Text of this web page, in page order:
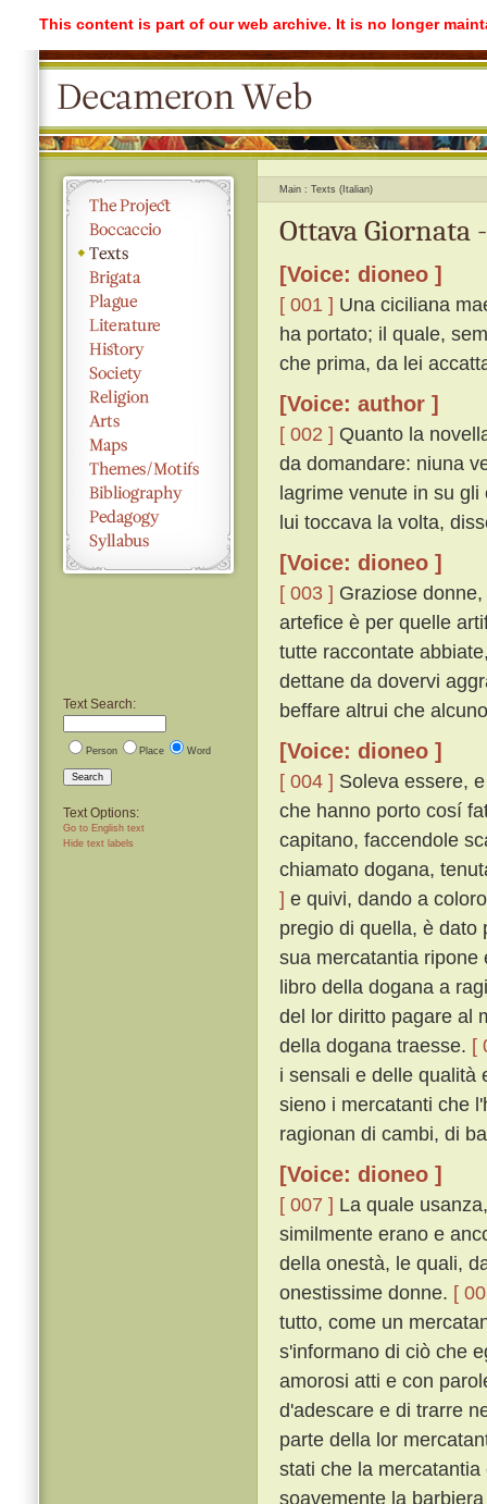
This content is part of our web archive. It is no longer
Text Search:
Person Place Word
Search
Text Options:
Go to English text
Hide text labels
Main Texts (Italian)
Ottava Giornata
[Voice: dioneo ]
[ 001 ] Una ciciliana
ha portato; il quale,
che prima, da lei
[Voice: author ]
[ 002 ] Quanto la
da domandare: niuna
lagrime venute in su
lui toccava la volta,
[Voice: dioneo ]
[ 003 ] Graziose
artefice è per quelle
tutte raccontate
dettane da dovervi
beffare altrui che
[Voice: dioneo ]
[ 004 ] Soleva essere,
che hanno porto cosí
capitano, faccendole
chiamato dogana,
] e quivi, dando a
pregio di quella, è dato
sua mercatantia ripone
libro della dogana a
del lor diritto pagare al
della dogana traesse. [
i sensali e delle qualità
sieno i mercatanti che
ragionan di cambi, di
[Voice: dioneo ]
[ 007 ] La quale
similmente erano e
della onestà, le quali,
onestissime donne. [
tutto, come un
s'informano di ciò che
amorosi atti e con
d'adescare e di trarre
parte della lor
stati che la
soavemente la